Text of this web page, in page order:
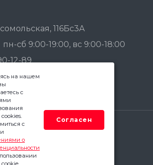
116Бс3А
пн-сб 9:00-19:00, вс 9:00-18:00
12-89
Метр - Ковров
на нашем
с
с
о
Согласен